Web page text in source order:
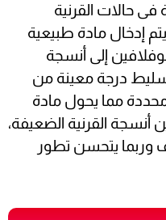
فى حالات القرنية
إدخال مادة طبيعية
إلى أنسجة
تسليط درجة معينة من
مما يحول مادة
أنسجة القرنية الضعيفة،
وربما يتحسن تطور